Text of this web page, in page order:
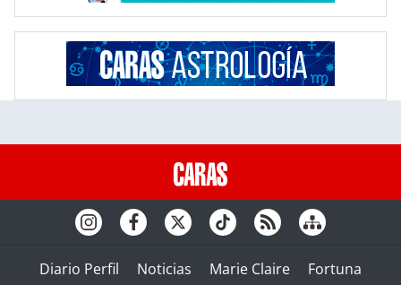
Diario Perfil Noticias Marie Claire Fortuna